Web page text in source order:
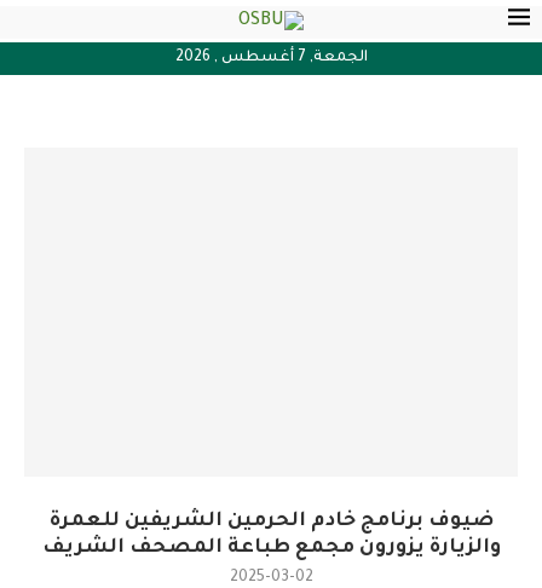
الجمعة, 7 أغسطس , 2026
ضيوف برنامج خادم الحرمين الشريفين للعمرة
والزيارة يزورون مجمع طباعة المصحف الشريف
2025-03-02